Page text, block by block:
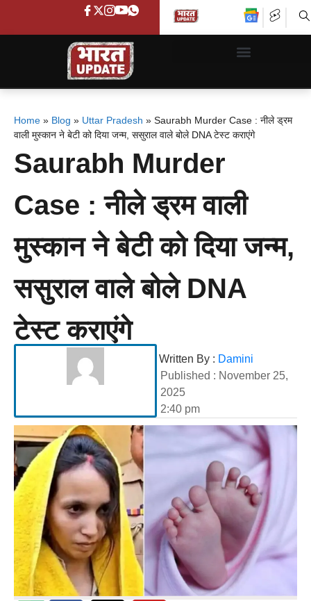
Home » Blog » Uttar Pradesh » Saurabh Murder Case : नीले ड्रम
वाली मुस्कान ने बेटी को दिया जन्म, ससुराल वाले बोले DNA टेस्ट कराएंगे
Saurabh Murder
Case : नीले ड्रम वाली
मुस्कान ने बेटी को दिया जन्म,
ससुराल वाले बोले DNA
टेस्ट कराएंगे
Written By : Damini
Published : November 25,
2025
2:40 pm